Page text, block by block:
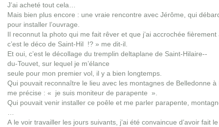
J’ai acheté tout cela…
Mais bien plus encore : une vraie rencontre avec Jérôme, qui
pour installer l’ouvrage.
Il reconnut la photo qui me fait rêver et que j’ai accrochée
c’est le déco de Saint-­Hil !? » me dit-­il.
Et oui, c’est le décollage du tremplin deltaplane de Saint-­Hilaire-­
du-­Touvet, sur lequel je m’élance
seule pour mon premier vol, il y a bien longtemps.
Qui pouvait reconnaître le lieu avec les montagnes de Belledonne à
me précise : « je suis moniteur de parapente ».
Qui pouvait venir installer ce poêle et me parler parapente,
A le voir travailler les jours suivants, j’ai été convaincue d’avoir fait